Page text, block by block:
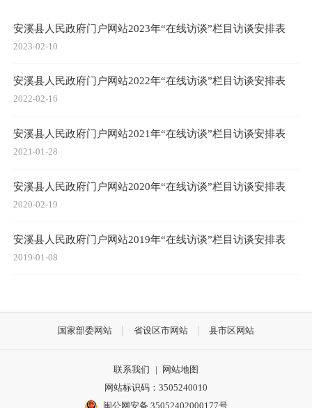
安溪县人民政府门户网站2023年“在线访谈”栏目访谈安排表
2023-02-10
安溪县人民政府门户网站2022年“在线访谈”栏目访谈安排表
2022-02-16
安溪县人民政府门户网站2021年“在线访谈”栏目访谈安排表
2021-01-28
安溪县人民政府门户网站2020年“在线访谈”栏目访谈安排表
2020-02-19
安溪县人民政府门户网站2019年“在线访谈”栏目访谈安排表
2019-01-08
国家部委网站 省设区市网站 县市区网站
联系我们 |
网站地图
网站标识码：3505240010
闽公网安备 35052402000177号